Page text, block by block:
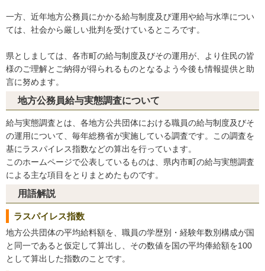
一方、近年地方公務員にかかる給与制度及び運用や給与水準につい
ては、社会から厳しい批判を受けているところです。
県としましては、各市町の給与制度及びその運用が、より住民の皆
様のご理解とご納得が得られるものとなるよう今後も情報提供と助
言に努めます。
地方公務員給与実態調査について
給与実態調査とは、各地方公共団体における職員の給与制度及びそ
の運用について、毎年総務省が実施している調査です。この調査を
基にラスパイレス指数などの算出を行っています。
このホームページで公表しているものは、県内市町の給与実態調査
による主な項目をとりまとめたものです。
用語解説
ラスパイレス指数
地方公共団体の平均給料額を、職員の学歴別・経験年数別構成が国
と同一であると仮定して算出し、その数値を国の平均俸給額を100
として算出した指数のことです。